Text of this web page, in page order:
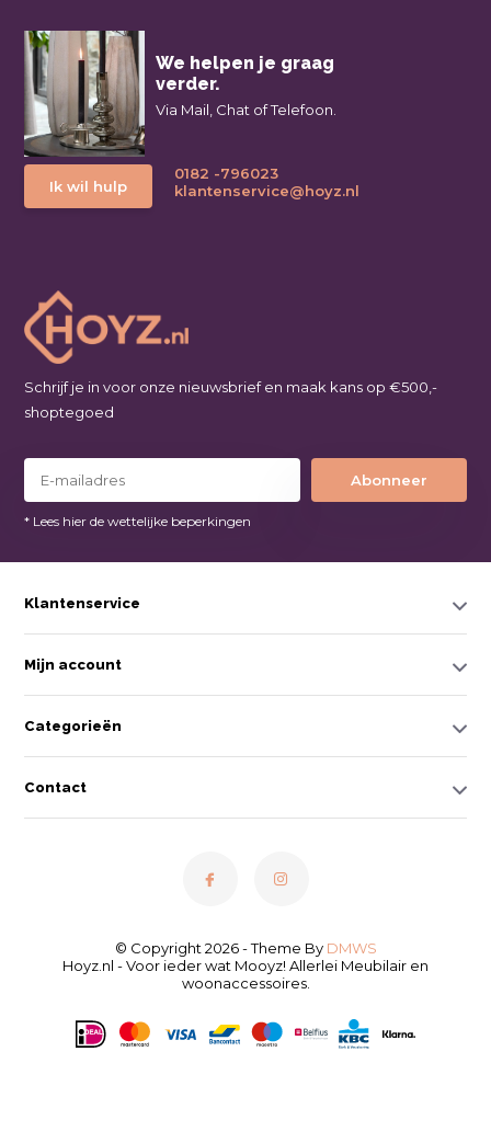
We helpen je graag
verder.
Via Mail, Chat of Telefoon.
Ik wil hulp
0182 -796023
klantenservice@hoyz.nl
Schrijf je in voor onze nieuwsbrief en maak kans op €500,-
shoptegoed
Abonneer
* Lees hier de wettelijke beperkingen
Klantenservice
Mijn account
Categorieën
Contact
© Copyright 2026 - Theme By DMWS
Hoyz.nl - Voor ieder wat Mooyz! Allerlei Meubilair en
woonaccessoires.